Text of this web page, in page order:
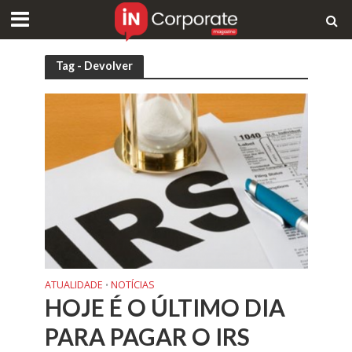
Tag - Devolver
ATUALIDADE • NOTÍCIAS
HOJE É O ÚLTIMO DIA
PARA PAGAR O IRS